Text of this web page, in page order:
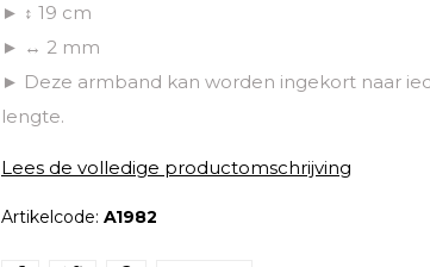
► ↕ 19 cm
► ↔ 2 mm
► Deze armband kan worden ingekort naar
lengte.
Lees de volledige productomschrijving
Artikelcode: A1982